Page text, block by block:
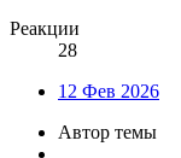
Реакции
28
12 Фев 2026
Автор темы